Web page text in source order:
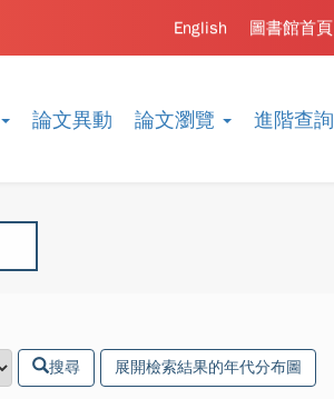
論文異動 論文瀏覽 進階查詢
圖書館首頁
English
搜尋 展開檢索結果的年代分布圖